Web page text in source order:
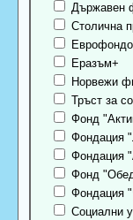
Държавен
Столична
Еразъм+
Норвежи
Тръст за
Фонд
Фондация
Фондация
Фонд
Фондация
Социални